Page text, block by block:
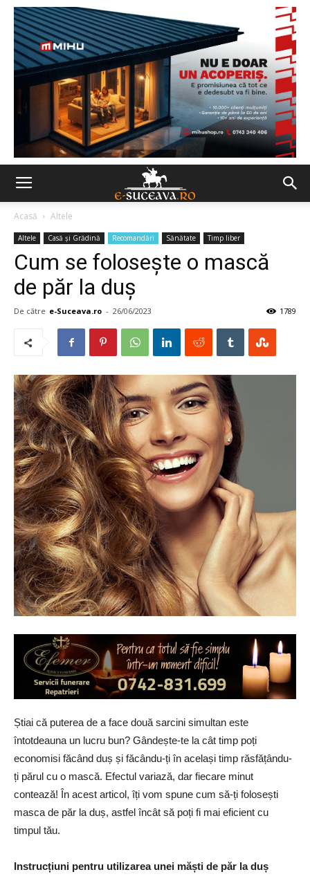
Acasă Altele
Altele Casă şi Grădină Recomandări Sănătate Timp liber
Cum se folosește o mască
de păr la duș
De către e-Suceava.ro - 26/06/2023 1789
Știai că puterea de a face două sarcini simultan este
întotdeauna un lucru bun? Gândește-te la cât timp poți
economisi făcând duș și făcându-ți în același timp răsfățându-
ți părul cu o mască. Efectul variază, dar fiecare minut
contează! În acest articol, îți vom spune cum să-ți folosești
masca de păr la duș, astfel încât să poți fi mai eficient cu
timpul tău.
Instrucțiuni pentru utilizarea unei măști de păr la duș